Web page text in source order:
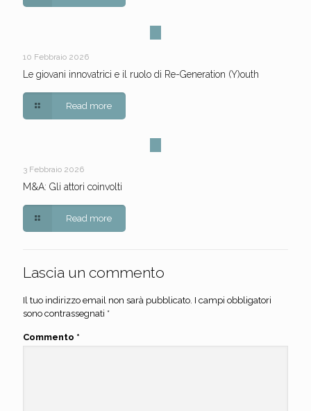
10 Febbraio 2026
Le giovani innovatrici e il ruolo di Re-Generation (Y)outh
Read more
3 Febbraio 2026
M&A: Gli attori coinvolti
Read more
Lascia un commento
Il tuo indirizzo email non sarà pubblicato. I campi obbligatori
sono contrassegnati *
Commento *